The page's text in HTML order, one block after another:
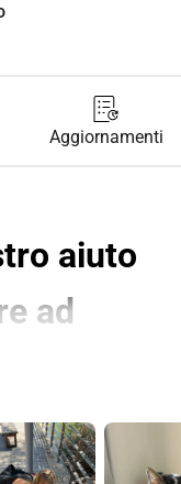
Aggiornamenti
aiuto
ad
su quest'isola e